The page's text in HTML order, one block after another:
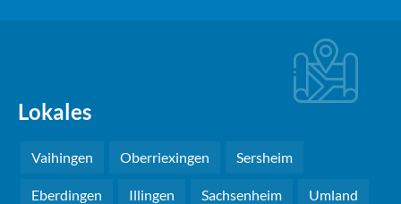
Lokales
Vaihingen Oberriexingen Sersheim
Eberdingen Illingen Sachsenheim Umland